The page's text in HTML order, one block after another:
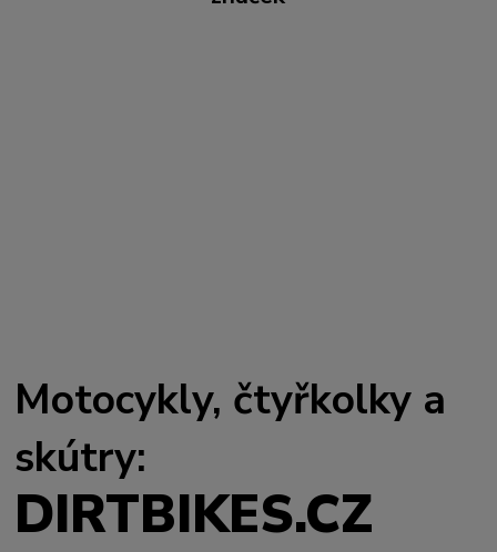
Motocykly, čtyřkolky a
skútry:
DIRTBIKES.CZ